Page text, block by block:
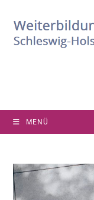
MENÜ